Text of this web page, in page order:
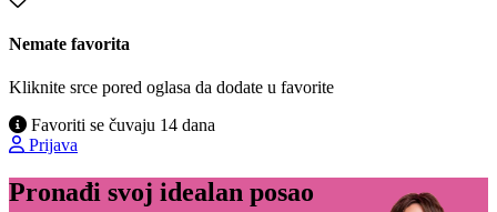
Nemate favorita
Kliknite srce pored oglasa da dodate u favorite
Favoriti se čuvaju 14 dana
Prijava
Pronađi svoj idealan posao